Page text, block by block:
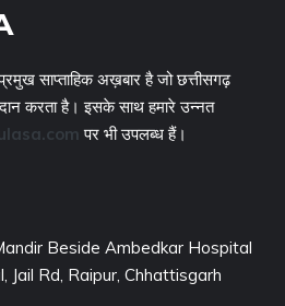
साप्ताहिक अख़बार है जो छत्तीसगढ़
करता है। इसके साथ हमारे उन्नत
पर भी उपलब्ध हैं।
Beside Ambedkar Hospital
Jail Rd, Raipur, Chhattisgarh